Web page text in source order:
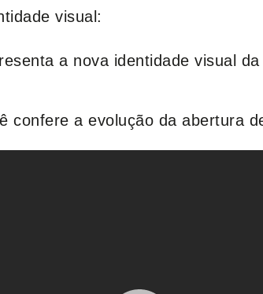
visual:
confere a evolução da abertura